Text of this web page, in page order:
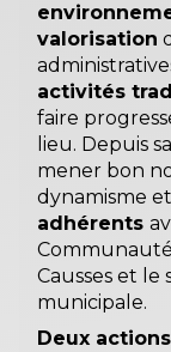
valorisation
activités
faire
lieu. Depuis
mener bon
dynamisme
adhérents
Causses et
municipale.
Deux